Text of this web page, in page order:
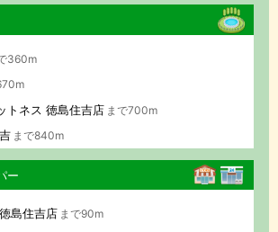
360m
トネス 徳島住吉店 まで700m
まで840m
ー
島住吉店 まで90m